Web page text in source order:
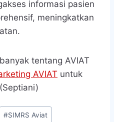
informasi pasien
meningkatkan
tentang AVIAT
AVIAT untuk
#SIMRS Aviat